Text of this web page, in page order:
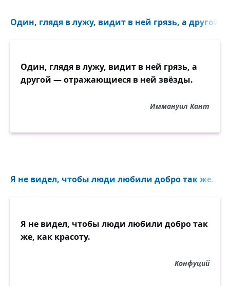
Один, глядя в лужу, видит в ней грязь, а
Один, глядя в лужу, видит в ней грязь, а
другой — отражающиеся в ней звёзды.
Иммануил Кант
Я не видел, чтобы люди любили добро так же...
Я не видел, чтобы люди любили добро так
же, как красоту.
Конфуций